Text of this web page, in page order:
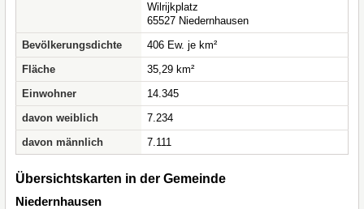
Wilrijkplatz
65527 Niedernhausen
Bevölkerungsdichte
406 Ew. je km²
Fläche
35,29 km²
Einwohner
14.345
davon weiblich
7.234
davon männlich
7.111
Übersichtskarten in der Gemeinde
Niedernhausen